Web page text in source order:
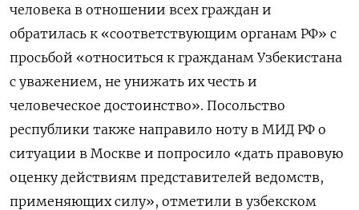
человека в отношении всех граждан и
обратилась к «соответствующим органам РФ» с
просьбой «относиться к гражданам Узбекистана
с уважением, не унижать их честь и
человеческое достоинство». Посольство
республики также направило ноту в МИД РФ о
ситуации в Москве и попросило «дать правовую
оценку действиям представителей ведомств,
применяющих силу», отметили в узбекском